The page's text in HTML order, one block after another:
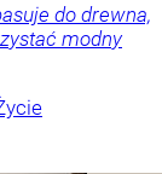
do drewna,
modny